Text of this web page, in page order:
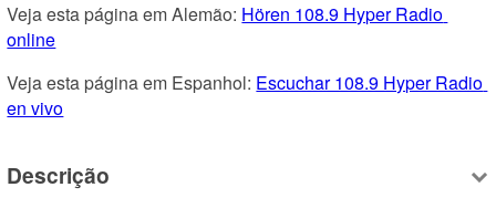
Veja esta página em Alemão: Hören 108.9 Hyper Radio
online
Veja esta página em Espanhol: Escuchar 108.9 Hyper Radio
en vivo
Descrição